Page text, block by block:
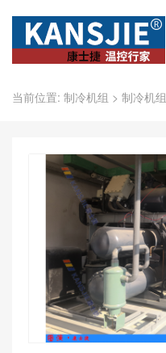
当前位置: 制冷机组 > 制冷机组